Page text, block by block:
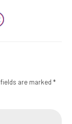
are marked *